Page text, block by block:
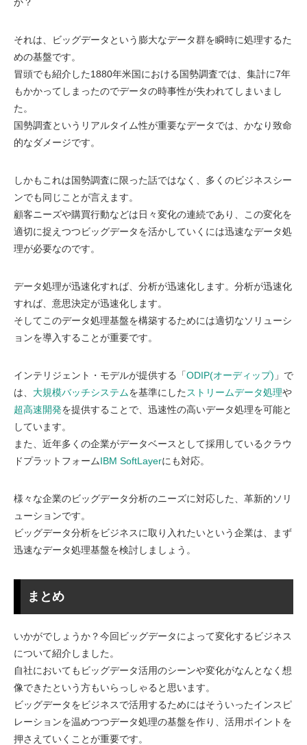
それは、ビッグデータという膨大なデータ群を瞬時に処理するた
めの基盤です。
冒頭でも紹介した1880年米国における国勢調査では、集計に7年
もかかってしまったのでデータの時事性が失われてしまいまし
た。
国勢調査というリアルタイム性が重要なデータでは、かなり致命
的なダメージです。
しかもこれは国勢調査に限った話ではなく、多くのビジネスシー
ンでも同じことが言えます。
顧客ニーズや購買行動などは日々変化の連続であり、この変化を
適切に捉えつつビッグデータを活かしていくには迅速なデータ処
理が必要なのです。
データ処理が迅速化すれば、分析が迅速化します。分析が迅速化
すれば、意思決定が迅速化します。
そしてこのデータ処理基盤を構築するためには適切なソリューシ
ョンを導入することが重要です。
インテリジェント・モデルが提供する「ODIP(オーディップ) 」で
は、 大規模バッチシステムを基準にした ストリームデータ処理や
超高速開発を提供することで、迅速性の高いデータ処理を可能と
しています。
また、近年多くの企業がデータベースとして採用しているクラウ
ドプラットフォームIBM SoftLayerにも対応。
様々な企業のビッグデータ分析のニーズに対応した、革新的ソリ
ューションです。
ビッグデータ分析をビジネスに取り入れたいという企業は、まず
迅速なデータ処理基盤を検討しましょう。
まとめ
いかがでしょうか？今回ビッグデータによって変化するビジネス
について紹介しました。
自社においてもビッグデータ活用のシーンや変化がなんとなく想
像できたという方もいらっしゃると思います。
ビッグデータをビジネスで活用するためにはそういったインスピ
レーションを温めつつデータ処理の基盤を作り、活用ポイントを
押さえていくことが重要です。